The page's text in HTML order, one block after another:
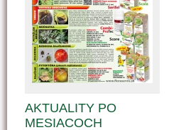
AKTUALITY PO
MESIACOCH